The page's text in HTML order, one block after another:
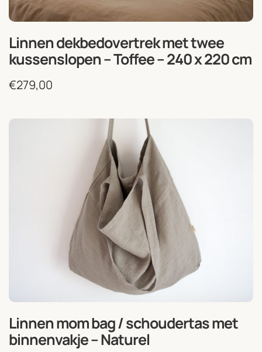
Linnen dekbedovertrek met twee
kussenslopen – Toffee – 240 x 220 cm
€279,00
Linnen mom bag / schoudertas met
binnenvakje – Naturel